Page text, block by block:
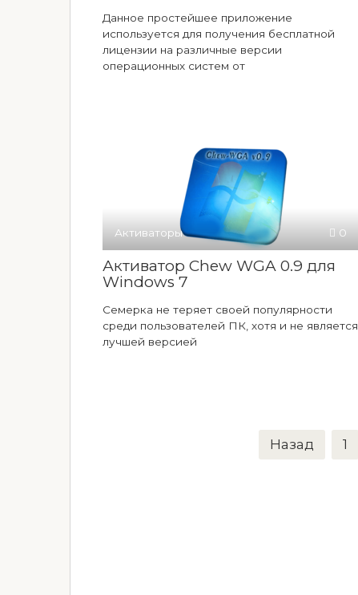
Данное простейшее приложение
используется для получения бесплатной
лицензии на различные версии
операционных систем от
Активаторы 0
Активатор Chew WGA 0.9 для
Windows 7
Семерка не теряет своей популярности
среди пользователей ПК, хотя и не является
лучшей версией
Назад 1